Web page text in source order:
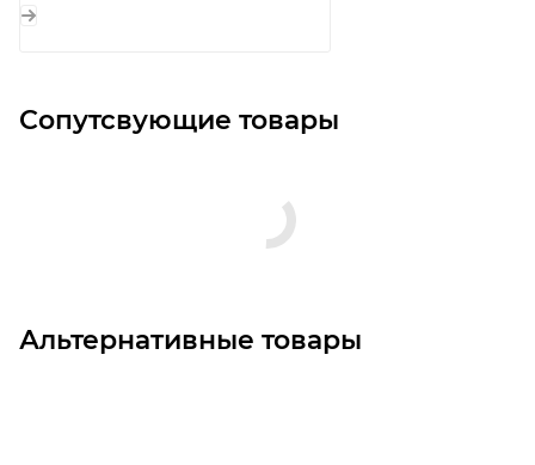
Сопутсвующие товары
Альтернативные товары